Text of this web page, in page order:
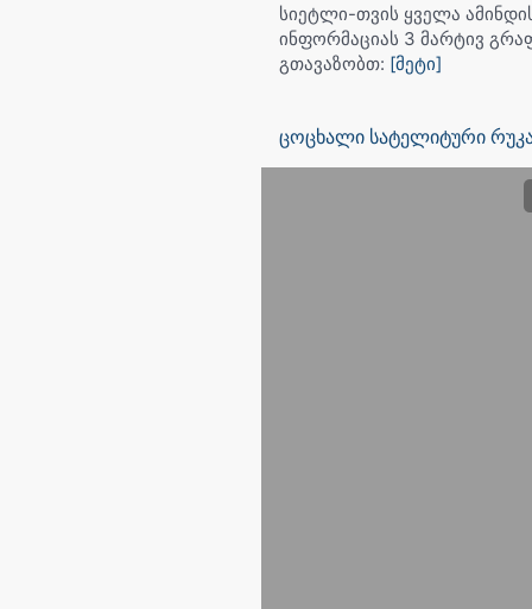
სიეტლი-თვის ყველა
ინფორმაციას 3 მარტივ
გთავაზობთ: [მეტი]
ცოცხალი სატელიტური